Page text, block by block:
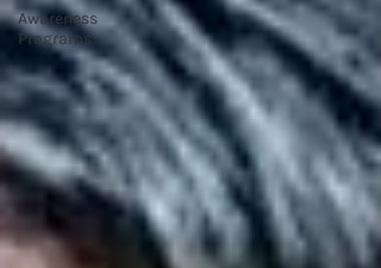
Awareness
Programs